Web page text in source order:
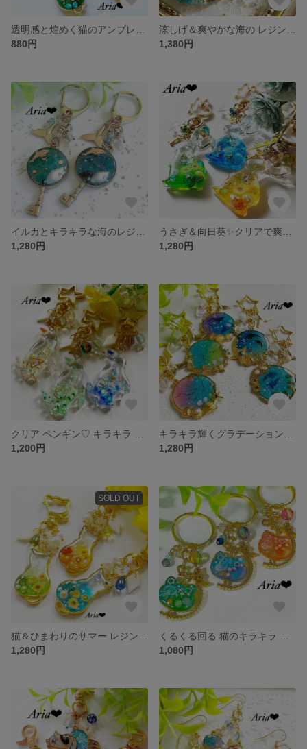
880円
1,380円
1,280円
1,280円
1,200円
1,280円
SOLD OUT
1,280円
1,080円